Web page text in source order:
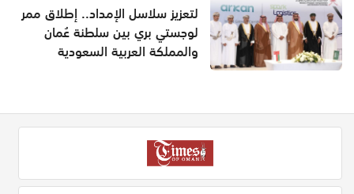
لتعزيز سلاسل الإمداد.. إطلاق ممر
لوجستي بري بين سلطنة عُمان
والمملكة العربية السعودية